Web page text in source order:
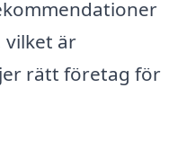
vilket är
rätt företag för